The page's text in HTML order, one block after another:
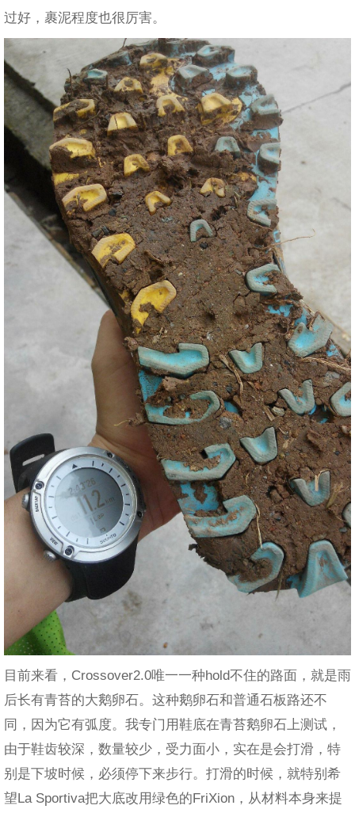
过好，裹泥程度也很厉害。
目前来看，Crossover2.0唯一一种hold不住的路面，就是雨
后长有青苔的大鹅卵石。这种鹅卵石和普通石板路还不
同，因为它有弧度。我专门用鞋底在青苔鹅卵石上测试，
由于鞋齿较深，数量较少，受力面小，实在是会打滑，特
别是下坡时候，必须停下来步行。打滑的时候，就特别希
望La Sportiva把大底改用绿色的FriXion，从材料本身来提